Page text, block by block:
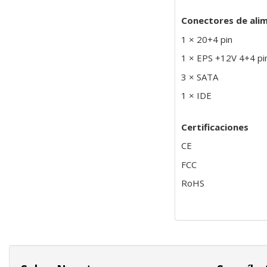
Conectores de
1 × 20+4 pin
1 × EPS +12V 4+4
3 × SATA
1 × IDE
Certificaciones
CE
FCC
RoHS